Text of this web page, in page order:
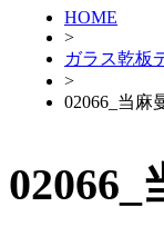
HOME
>
ガラス乾板
>
02066_当麻